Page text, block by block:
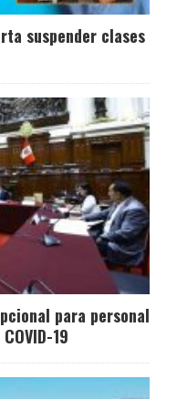
suspender clases
para personal
19